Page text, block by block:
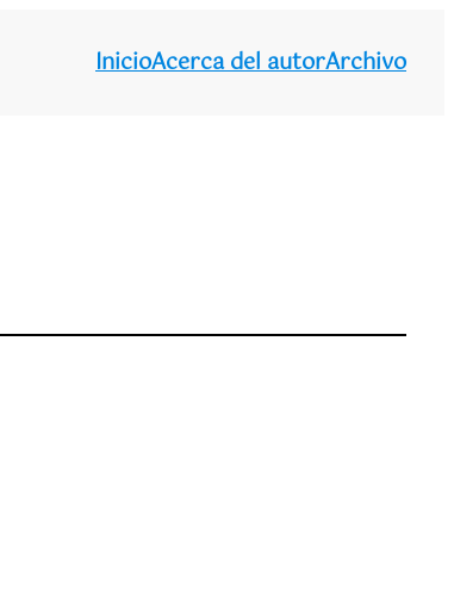
InicioAcerca del autorArchivo